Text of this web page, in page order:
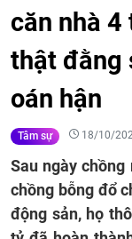
căn nhà
thật đằng
oán hận
Tâm sự 18/10/
Sau ngày
chồng bỗng đổ
động sản, họ